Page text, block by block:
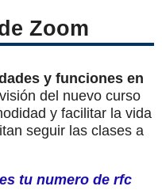
Zoom
y funciones en
del nuevo curso
y facilitar la vida
seguir las clases a
tu numero de rfc